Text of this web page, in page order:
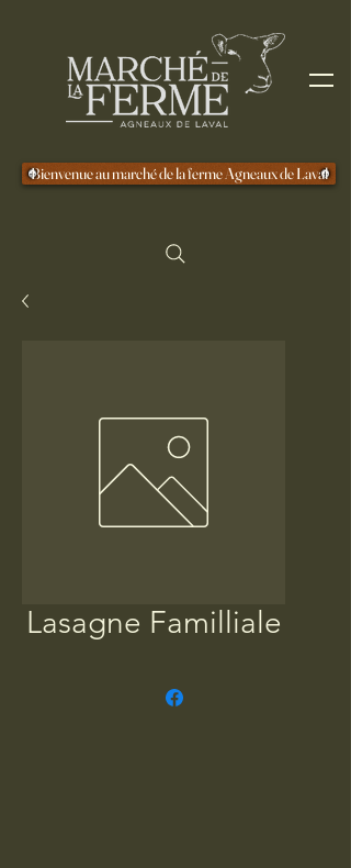
Bienvenue au marché de la ferme Agneaux de Laval
Lasagne Familliale